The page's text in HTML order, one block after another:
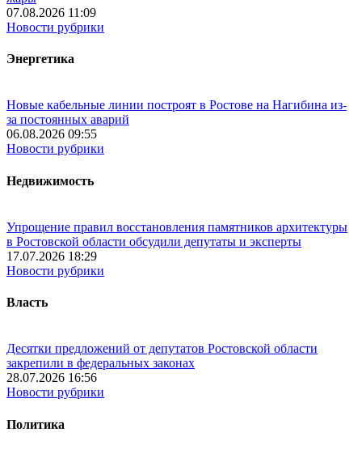
07.08.2026 11:09
Новости рубрики
Энергетика
Новые кабельные линии построят в Ростове на Нагибина из-
за постоянных аварий
06.08.2026 09:55
Новости рубрики
Недвижимость
Упрощение правил восстановления памятников архитектуры
в Ростовской области обсудили депутаты и эксперты
17.07.2026 18:29
Новости рубрики
Власть
Десятки предложений от депутатов Ростовской области
закрепили в федеральных законах
28.07.2026 16:56
Новости рубрики
Политика